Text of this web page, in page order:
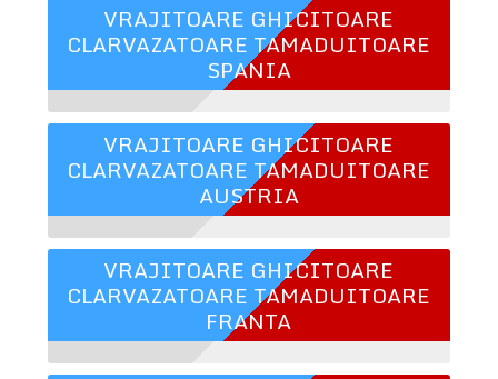
VRAJITOARE GHICITOARE
CLARVAZATOARE TAMADUITOARE
SPANIA
VRAJITOARE GHICITOARE
CLARVAZATOARE TAMADUITOARE
AUSTRIA
VRAJITOARE GHICITOARE
CLARVAZATOARE TAMADUITOARE
FRANTA